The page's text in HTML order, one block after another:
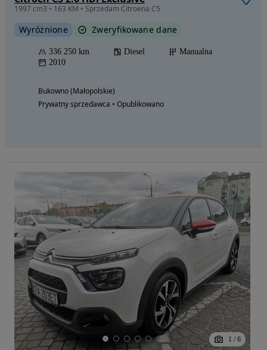
1997 cm3 • 163 KM • Sprzedam Citroena C5
Wyróżnione Zweryfikowane dane
336 250 km Diesel
Manualna
2010
Bukowno (Małopolskie)
Prywatny sprzedawca • Opublikowano
1 / 6